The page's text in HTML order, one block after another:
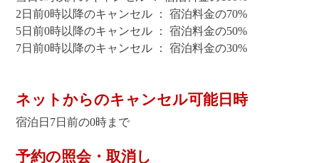
2日前0時以降のキャンセル ： 宿泊料金の70%
5日前0時以降のキャンセル ： 宿泊料金の50%
7日前0時以降のキャンセル ： 宿泊料金の30%
ネットからのキャンセル可能日時
宿泊日7日前の0時まで
予約の照会・取消し